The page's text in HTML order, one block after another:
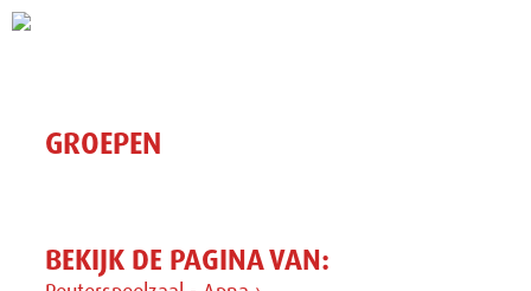
GROEPEN
BEKIJK DE PAGINA VAN: